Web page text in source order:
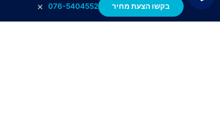
בקשו הצעת מחיר 076-5404552
×